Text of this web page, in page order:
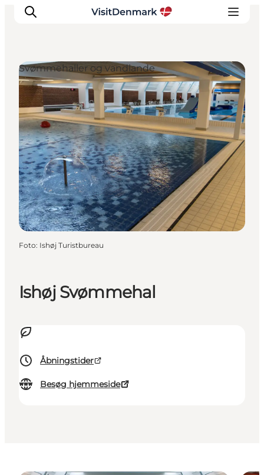
Inspiration
Destinationer
Oplevelser
Overnatning
Planlæg ferien
Ishøj Svømmehal
Åbningstider
Besøg hjemmeside
Svømmehaller og vandlande
Foto: Ishøj Turistbureau